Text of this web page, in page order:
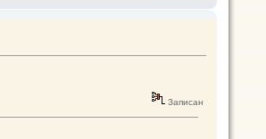
Записан